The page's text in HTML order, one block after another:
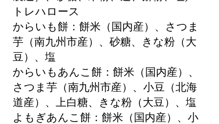
トレハロース
からいも餅：餅米（国内産）、さつま
芋（南九州市産）、砂糖、きな粉（大
豆）、塩
からいもあんこ餅：餅米（国内産）、
さつま芋（南九州市産）、小豆（北海
道産）、上白糖、きな粉（大豆）、塩
よもぎあんこ餅：餅米（国内産）、小